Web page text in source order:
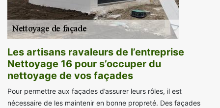
Les artisans ravaleurs de l’entreprise
Nettoyage 16 pour s’occuper du
nettoyage de vos façades
Pour permettre aux façades d’assurer leurs rôles, il est
nécessaire de les maintenir en bonne propreté. Des façades